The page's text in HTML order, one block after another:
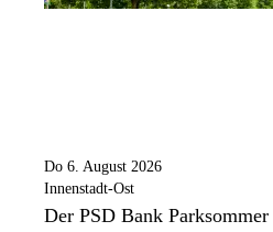
Do 6. August 2026
Innenstadt-Ost
Der PSD Bank